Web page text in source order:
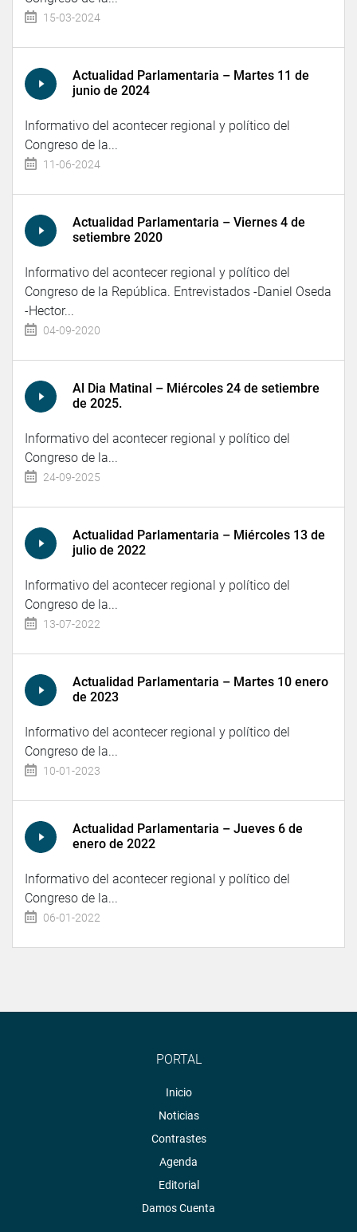
15-03-2024
Actualidad Parlamentaria – Martes 11 de
junio de 2024
Informativo del acontecer regional y político del
Congreso de la...
11-06-2024
Actualidad Parlamentaria – Viernes 4 de
setiembre 2020
Informativo del acontecer regional y político del
Congreso de la República. Entrevistados -Daniel Oseda
-Hector...
04-09-2020
Al Dia Matinal – Miércoles 24 de setiembre
de 2025.
Informativo del acontecer regional y político del
Congreso de la...
24-09-2025
Actualidad Parlamentaria – Miércoles 13 de
julio de 2022
Informativo del acontecer regional y político del
Congreso de la...
13-07-2022
Actualidad Parlamentaria – Martes 10 enero
de 2023
Informativo del acontecer regional y político del
Congreso de la...
10-01-2023
Actualidad Parlamentaria – Jueves 6 de
enero de 2022
Informativo del acontecer regional y político del
Congreso de la...
06-01-2022
PORTAL
Inicio
Noticias
Contrastes
Agenda
Editorial
Damos Cuenta